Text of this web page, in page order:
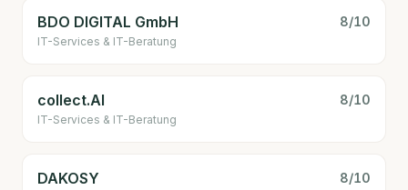
BDO DIGITAL GmbH 8/10
IT-Services & IT-Beratung
collect.AI 8/10
IT-Services & IT-Beratung
DAKOSY 8/10